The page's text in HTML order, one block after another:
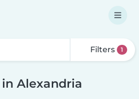
Filters 1
Alexandria